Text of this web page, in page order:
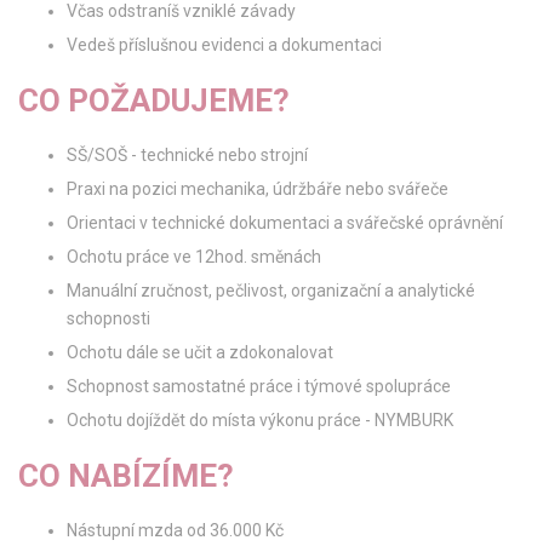
Včas odstraníš vzniklé závady
Vedeš příslušnou evidenci a dokumentaci
CO POŽADUJEME?
SŠ/SOŠ - technické nebo strojní
Praxi na pozici mechanika, údržbáře nebo svářeče
Orientaci v technické dokumentaci a svářečské oprávnění
Ochotu práce ve 12hod. směnách
Manuální zručnost, pečlivost, organizační a analytické
schopnosti
Ochotu dále se učit a zdokonalovat
Schopnost samostatné práce i týmové spolupráce
Ochotu dojíždět do místa výkonu práce - NYMBURK
CO NABÍZÍME?
Nástupní mzda od 36.000 Kč